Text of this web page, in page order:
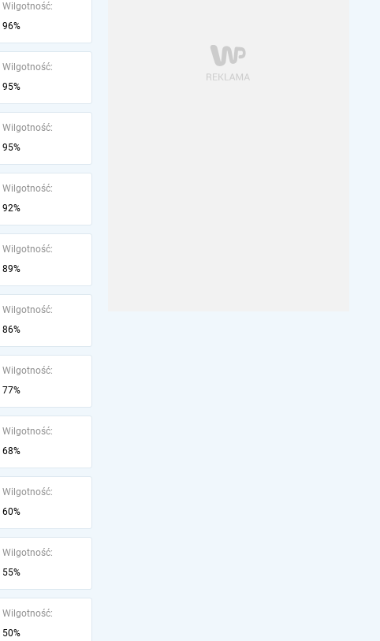
Wilgotność:
96%
Wilgotność:
95%
Wilgotność:
95%
Wilgotność:
92%
Wilgotność:
89%
Wilgotność:
86%
Wilgotność:
77%
Wilgotność:
68%
Wilgotność:
60%
Wilgotność:
55%
Wilgotność:
50%